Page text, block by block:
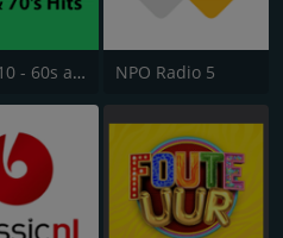
Radio 10 - 60s and 70s Hits NPO Radio 5